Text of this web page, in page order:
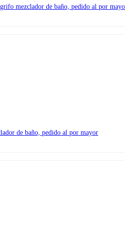
mezclador de baño, pedido al por
de baño, pedido al por mayor